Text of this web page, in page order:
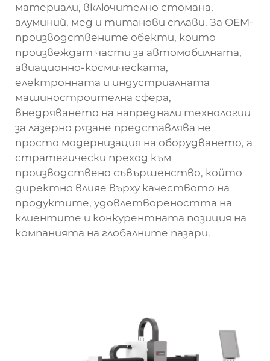
материали, включително стомана,
алуминий, мед и титанови сплави. За OEM-
производствените обекти, които
произвеждат части за автомобилната,
авиационно-космическата,
електронната и индустриалната
машиностроителна сфера,
внедряването на напреднали технологии
за лазерно рязане представлява не
просто модернизация на оборудването, а
стратегически преход към
производствено съвършенство, който
директно влияе върху качеството на
продуктите, удовлетвореността на
клиентите и конкурентната позиция на
компанията на глобалните пазари.